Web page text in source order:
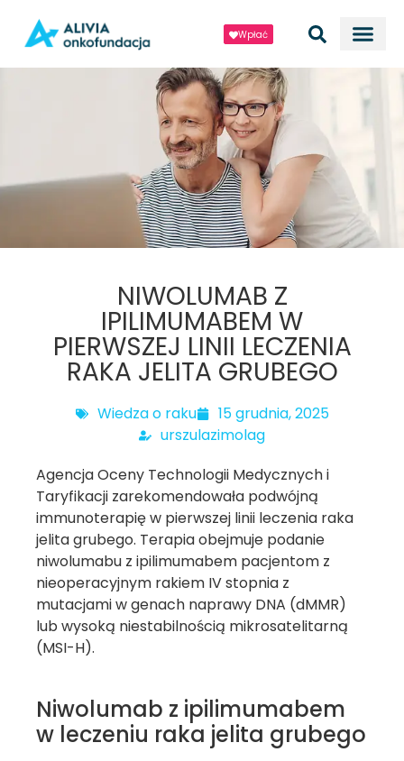
Wpłać
NIWOLUMAB Z
IPILIMUMABEM W
PIERWSZEJ LINII LECZENIA
RAKA JELITA GRUBEGO
Wiedza o raku
15 grudnia, 2025
urszulazimolag
Agencja Oceny Technologii Medycznych i
Taryfikacji zarekomendowała podwójną
immunoterapię w pierwszej linii leczenia raka
jelita grubego. Terapia obejmuje podanie
niwolumabu z ipilimumabem pacjentom z
nieoperacyjnym rakiem IV stopnia z
mutacjami w genach naprawy DNA (dMMR)
lub wysoką niestabilnością mikrosatelitarną
(MSI-H).
Niwolumab z ipilimumabem
w leczeniu raka jelita grubego